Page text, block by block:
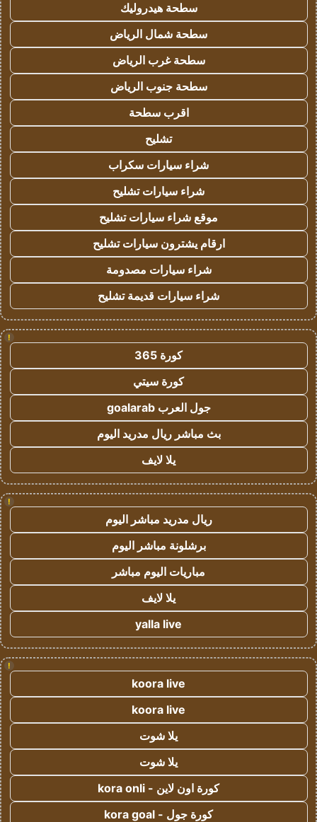
سطحة هيدروليك
سطحة شمال الرياض
سطحة غرب الرياض
سطحة جنوب الرياض
اقرب سطحة
تشليح
شراء سيارات سكراب
شراء سيارات تشليح
موقع شراء سيارات تشليح
ارقام يشترون سيارات تشليح
شراء سيارات مصدومة
شراء سيارات قديمة تشليح
!
كورة 365
كورة سيتي
جول العرب goalarab
بث مباشر ريال مدريد اليوم
يلا لايف
!
ريال مدريد مباشر اليوم
برشلونة مباشر اليوم
مباريات اليوم مباشر
يلا لايف
yalla live
!
koora live
koora live
يلا شوت
يلا شوت
كورة اون لاين - kora onli
كورة جول - kora goal